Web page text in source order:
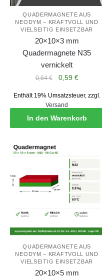
QUADERMAGNETE AUS
NEODYM – KRAFTVOLL UND
VIELSEITIG EINSETZBAR
20×10×3 mm
Quadermagnete N35
vernickelt
0,64€
Ursprünglicher
war:
0,64 €
0,59 €Aktueller
ist:
0,59 €.
Enthält 19% Umsatzsteuer, zzgl.
Versand
In den Warenkorb
QUADERMAGNETE AUS
NEODYM – KRAFTVOLL UND
VIELSEITIG EINSETZBAR
20×10×5 mm